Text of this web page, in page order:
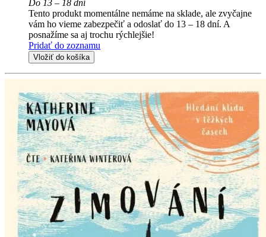
Do 13 – 18 dní
Tento produkt momentálne nemáme na sklade, ale zvyčajne
vám ho vieme zabezpečiť a odoslať do 13 – 18 dní. A
posnažíme sa aj trochu rýchlejšie!
Pridať do zoznamu
Vložiť do košíka